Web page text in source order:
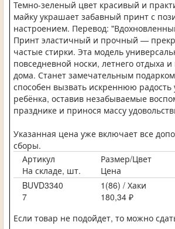
Темно-зеленый цвет красивый и
майку украшает забавный принт с
настроением. Перевод:
Принт эластичный и прочный —
частые стирки. Эта модель
повседневной носки, летнего отдыха
дома. Станет замечательным
способен вызвать искреннюю радость
ребёнка, оставив незабываемые
празднике и принося массу
Указанная цена уже включает все
сборы.
Артикул
Размер/Цвет
На складе, шт.
Цена
BUVD3340
1(86) / Хаки
7
180,34 ₽
Если товар не подойдет, то можно